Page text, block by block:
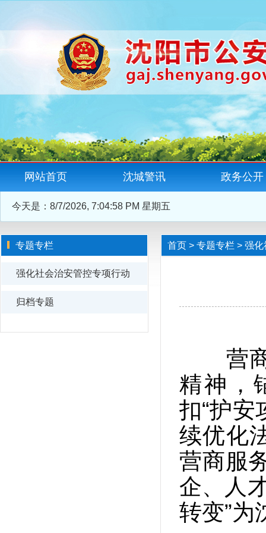
网站首页 沈城警讯 政务公开
今天是： 8/7/2026, 7:04:59 PM 星期五
专题专栏
强化社会治安管控专项行动
归档专题
首页 > 专题专栏 > 强化
营商
精神，
扣“护安
续优化
营商服
企、人
转变”为